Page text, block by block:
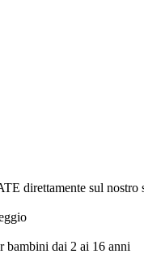
direttamente sul nostro
bambini dai 2 ai 16 anni